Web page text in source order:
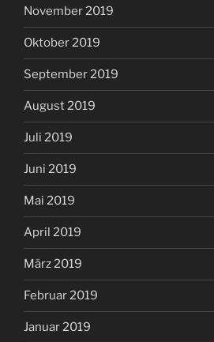
November 2019
Oktober 2019
September 2019
August 2019
Juli 2019
Juni 2019
Mai 2019
April 2019
März 2019
Februar 2019
Januar 2019